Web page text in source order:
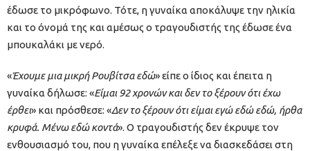
έδωσε το μικρόφωνο. Τότε, η γυναίκα αποκάλυψε την ηλικία
και το όνομά της και αμέσως ο τραγουδιστής της έδωσε ένα
μπουκαλάκι με νερό.
«Έχουμε μια μικρή Ρουβίτσα εδώ» είπε ο ίδιος και έπειτα η
γυναίκα δήλωσε: «Είμαι 92 χρονών και δεν το ξέρουν ότι έχω
έρθει» και πρόσθεσε: «Δεν το ξέρουν ότι είμαι εγώ εδώ εδώ, ήρθα
κρυφά. Μένω εδώ κοντά». Ο τραγουδιστής δεν έκρυψε τον
ενθουσιασμό του, που η γυναίκα επέλεξε να διασκεδάσει στη